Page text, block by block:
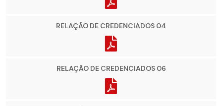
RELAÇÃO DE CREDENCIADOS 04
RELAÇÃO DE CREDENCIADOS 06